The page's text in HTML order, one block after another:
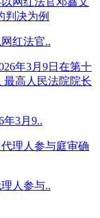
红法官..
3月9..
人参与..